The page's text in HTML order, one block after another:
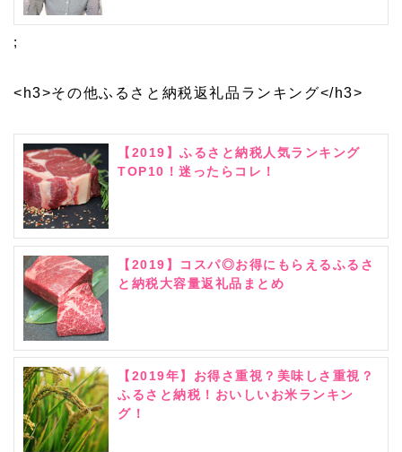
;
<h3>その他ふるさと納税返礼品ランキング</h3>
【2019】ふるさと納税人気ランキング
TOP10！迷ったらコレ！
【2019】コスパ◎お得にもらえるふるさ
と納税大容量返礼品まとめ
【2019年】お得さ重視？美味しさ重視？
ふるさと納税！おいしいお米ランキン
グ！